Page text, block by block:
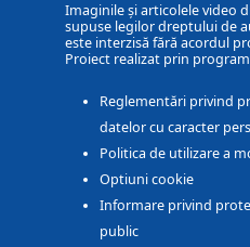
Imaginile și articolele video
supuse legilor dreptului de
este interzisă fără acordul
Proiect realizat prin
Reglementări privind
datelor cu caracter
Politica de utilizare a
Optiuni cookie
Informare privind
public